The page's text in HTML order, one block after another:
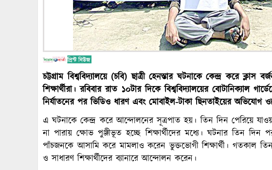
চট্টগ্রাম বিশ্ববিদ্যালয়ে (চবি) ছাত্রী হেনস্তার ঘটনাকে কেন্দ্র করে
শিক্ষার্থীরা। রবিবার রাত ১০টার দিকে বিশ্ববিদ্যালয়ের বোটানিক্যাল
নির্যাতনের পর ভিডিও ধারণ এবং মোবাইল-টাকা ছিনতাইয়ের অভিযোগ
এ ঘটনাকে কেন্দ্র করে আন্দোলনের সূত্রপাত হয়। তিন দিন পেরিয়ে
না পারায় ক্ষোভ পুঞ্জীভূত হচ্ছে শিক্ষার্থীদের মধ্যে। ঘটনার তিন দিন
পাঁচজনকে আসামি করে মামলাও করেন ভুক্তভোগী শিক্ষার্থী। গতকাল তিন
ও সাধারণ শিক্ষার্থীদের ব্যানারে আন্দোলন করেন।